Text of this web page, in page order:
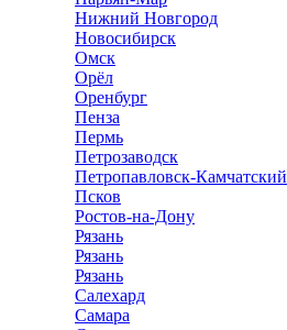
Нижний Новгород
Новосибирск
Омск
Орёл
Оренбург
Пенза
Пермь
Петрозаводск
Петропавловск-Камчатский
Псков
Ростов-на-Дону
Рязань
Рязань
Рязань
Салехард
Самара